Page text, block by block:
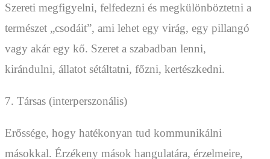
Szereti megfigyelni, felfedezni és megkülönböztetni a
természet „csodáit”, ami lehet egy virág, egy pillangó
vagy akár egy kő. Szeret a szabadban lenni,
kirándulni, állatot sétáltatni, főzni, kertészkedni.
7. Társas (interperszonális)
Erőssége, hogy hatékonyan tud kommunikálni
másokkal. Érzékeny mások hangulatára, érzelmeire,